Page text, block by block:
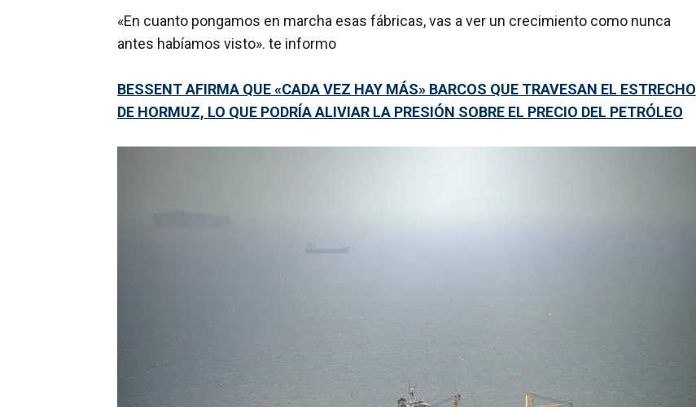
«En cuanto pongamos en marcha esas fábricas, vas a ver un crecimiento como nunca
antes habíamos visto». te informo
BESSENT AFIRMA QUE «CADA VEZ HAY MÁS» BARCOS QUE TRAVESAN EL ESTRECHO
DE HORMUZ, LO QUE PODRÍA ALIVIAR LA PRESIÓN SOBRE EL PRECIO DEL PETRÓLEO